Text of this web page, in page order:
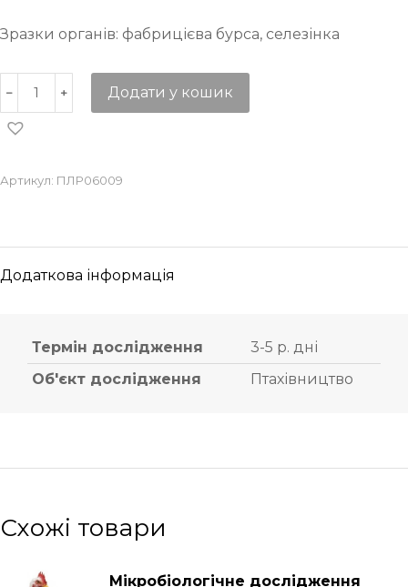
Зразки органів: фабрицієва бурса, селезінка
Додати у кошик
Артикул: ПЛР06009
Додаткова інформація
Термін дослідження
3-5 р. дні
Об'єкт дослідження
Птахівництво
Схожі товари
Мікробіологічне дослідження